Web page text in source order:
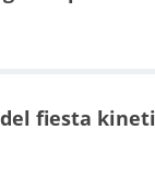
fiesta